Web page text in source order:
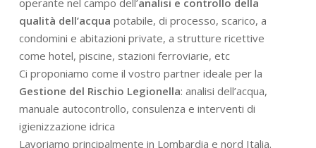
qualità dell’acqua potabile, di processo, scarico, a
condomini e abitazioni private, a strutture ricettive
come hotel, piscine, stazioni ferroviarie, etc
Ci proponiamo come il vostro partner ideale per la
Gestione del Rischio Legionella: analisi dell’acqua,
manuale autocontrollo, consulenza e interventi di
igienizzazione idrica
Lavoriamo principalmente in Lombardia e nord Italia.